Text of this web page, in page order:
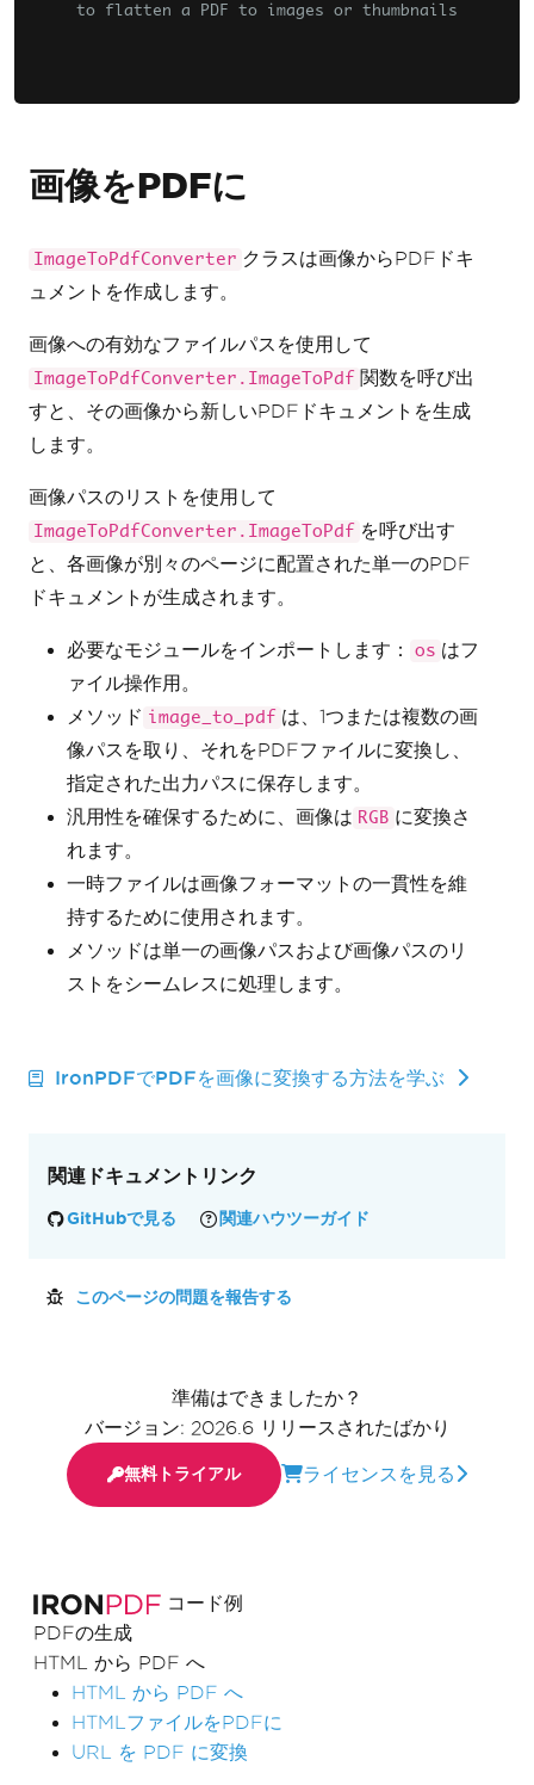
コード例
PDFの生成
HTML から PDF へ
HTML から PDF へ
HTMLファイルをPDFに
URL を PDF に変換
to flatten a PDF to images or thumbnails
画像をPDFに
ImageToPdfConverter クラスは画像からPDFドキ
ュメントを作成します。
画像への有効なファイルパスを使用して
ImageToPdfConverter.ImageToPdf 関数を呼び出
すと、その画像から新しいPDFドキュメントを生成
します。
画像パスのリストを使用して
ImageToPdfConverter.ImageToPdf を呼び出す
と、各画像が別々のページに配置された単一のPDF
ドキュメントが生成されます。
必要なモジュールをインポートします： os はフ
ァイル操作用。
メソッド image_to_pdf は、1つまたは複数の画
像パスを取り、それをPDFファイルに変換し、
指定された出力パスに保存します。
汎用性を確保するために、画像は RGB に変換さ
れます。
一時ファイルは画像フォーマットの一貫性を維
持するために使用されます。
メソッドは単一の画像パスおよび画像パスのリ
ストをシームレスに処理します。
IronPDFでPDFを画像に変換する方法を学ぶ
関連ドキュメントリンク
GitHubで見る 関連ハウツーガイド
このページの問題を報告する
準備はできましたか？
バージョン: 2026.6 リリースされたばかり
無料トライアル ライセンスを見る